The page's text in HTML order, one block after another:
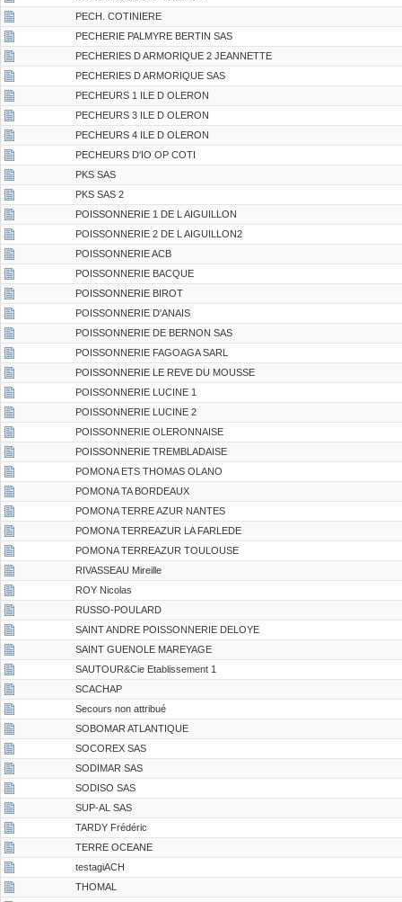
PECH. COTINIERE
PECHERIE PALMYRE BERTIN SAS
PECHERIES D ARMORIQUE 2 JEANNETTE
PECHERIES D ARMORIQUE SAS
PECHEURS 1 ILE D OLERON
PECHEURS 3 ILE D OLERON
PECHEURS 4 ILE D OLERON
PECHEURS D'IO OP COTI
PKS SAS
PKS SAS 2
POISSONNERIE 1 DE L AIGUILLON
POISSONNERIE 2 DE L AIGUILLON2
POISSONNERIE ACB
POISSONNERIE BACQUE
POISSONNERIE BIROT
POISSONNERIE D'ANAIS
POISSONNERIE DE BERNON SAS
POISSONNERIE FAGOAGA SARL
POISSONNERIE LE REVE DU MOUSSE
POISSONNERIE LUCINE 1
POISSONNERIE LUCINE 2
POISSONNERIE OLERONNAISE
POISSONNERIE TREMBLADAISE
POMONA ETS THOMAS OLANO
POMONA TA BORDEAUX
POMONA TERRE AZUR NANTES
POMONA TERREAZUR LA FARLEDE
POMONA TERREAZUR TOULOUSE
RIVASSEAU Mireille
ROY Nicolas
RUSSO-POULARD
SAINT ANDRE POISSONNERIE DELOYE
SAINT GUENOLE MAREYAGE
SAUTOUR&Cie Etablissement 1
SCACHAP
Secours non attribué
SOBOMAR ATLANTIQUE
SOCOREX SAS
SODIMAR SAS
SODISO SAS
SUP-AL SAS
TARDY Frédéric
TERRE OCEANE
testagiACH
THOMAL